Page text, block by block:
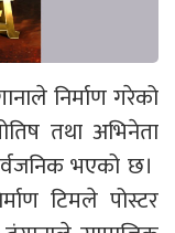
निर्माण गरेको
तथा अभिनेता
भएको छ।
टिमले पोस्टर